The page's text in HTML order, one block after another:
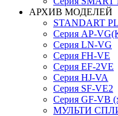
АРХИВ МОДЕЛЕЙ
STANDART
Серия AP-
Серия LN-VG
Серия FH-VE
Серия EF-2VE
Серия HJ-VA
Серия SF-VE2
Серия GF-VB
МУЛЬТИ